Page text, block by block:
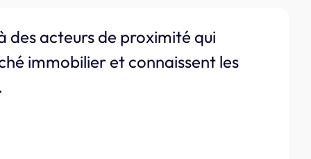
des acteurs de proximité qui
immobilier et connaissent les